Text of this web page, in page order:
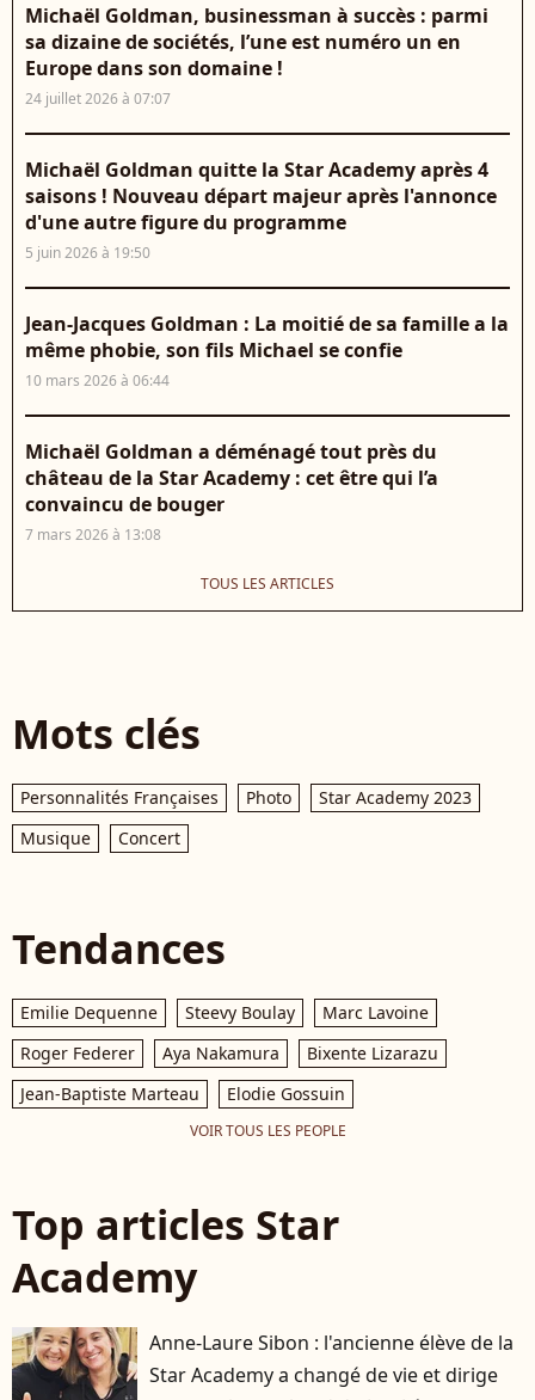
Michaël Goldman, businessman à succès : parmi
sa dizaine de sociétés, l’une est numéro un en
Europe dans son domaine !
24 juillet 2026 à 07:07
Michaël Goldman quitte la Star Academy après 4
saisons ! Nouveau départ majeur après l'annonce
d'une autre figure du programme
5 juin 2026 à 19:50
Jean-Jacques Goldman : La moitié de sa famille a la
même phobie, son fils Michael se confie
10 mars 2026 à 06:44
Michaël Goldman a déménagé tout près du
château de la Star Academy : cet être qui l’a
convaincu de bouger
7 mars 2026 à 13:08
TOUS LES ARTICLES
Mots clés
Personnalités Françaises Photo
Star Academy 2023
Musique
Concert
Tendances
Emilie Dequenne Steevy Boulay
Marc Lavoine
Roger Federer
Aya Nakamura
Bixente Lizarazu
Jean-Baptiste Marteau
Elodie Gossuin
VOIR TOUS LES PEOPLE
Top articles Star
Academy
Anne-Laure Sibon : l'ancienne élève de la
Star Academy a changé de vie et dirige